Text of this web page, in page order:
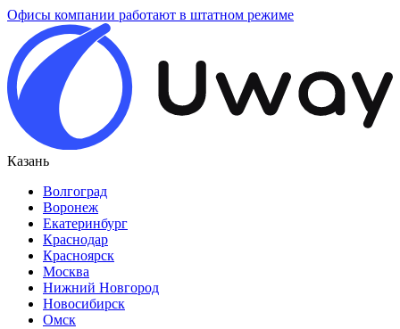
Офисы компании работают в штатном режиме
Казань
Волгоград
Воронеж
Екатеринбург
Краснодар
Красноярск
Москва
Нижний Новгород
Новосибирск
Омск